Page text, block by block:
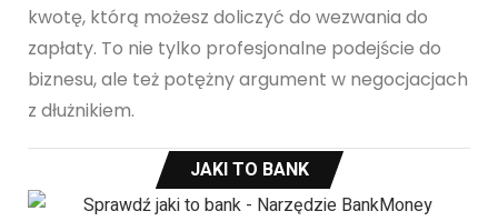
kwotę, którą możesz doliczyć do wezwania do
zapłaty. To nie tylko profesjonalne podejście do
biznesu, ale też potężny argument w negocjacjach
z dłużnikiem.
JAKI TO BANK